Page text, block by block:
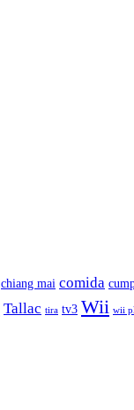
chiang mai comida
Tallac tira tv3 Wii wii